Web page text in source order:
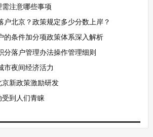
注意哪些事项
户北京？政策规定多少分数上岸？
的条件加分项政策体系深入解析
分落户管理办法操作管理细则
市夜间经济活力
新政策激励研发
到人们青睐